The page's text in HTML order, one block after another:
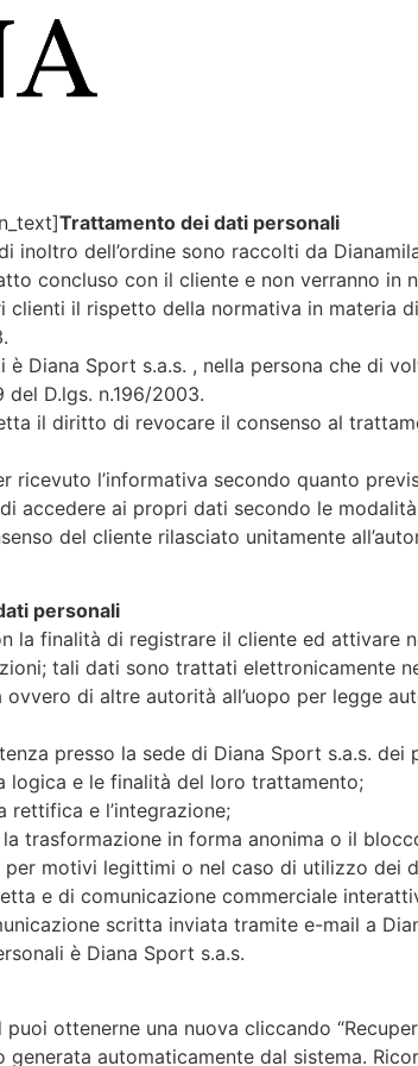
Trattamento dei dati personali
inoltro dell’ordine sono raccolti da
concluso con il cliente e non verranno in
clienti il rispetto della normativa in
Diana Sport s.a.s. , nella persona che di
del D.lgs. n.196/2003.
il diritto di revocare il consenso al
ricevuto l’informativa secondo quanto
accedere ai propri dati secondo le
del cliente rilasciato unitamente
personali
la finalità di registrare il cliente ed attivare
tali dati sono trattati elettronicamente
ovvero di altre autorità all’uopo per legge
presso la sede di Diana Sport s.a.s.
logica e le finalità del loro trattamento;
rettifica e l’integrazione;
trasformazione in forma anonima o il
motivi legittimi o nel caso di utilizzo dei
e di comunicazione commerciale
scritta inviata tramite e-mail a
è Diana Sport s.a.s.
ottenerne una nuova cliccando
generata automaticamente dal sistema.